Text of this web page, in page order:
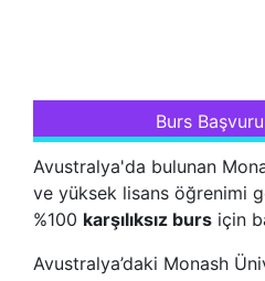
Burs
Avustralya'da bulunan
ve yüksek lisans öğrenimi
%100 karşılıksız burs için
Avustralya’daki Monash